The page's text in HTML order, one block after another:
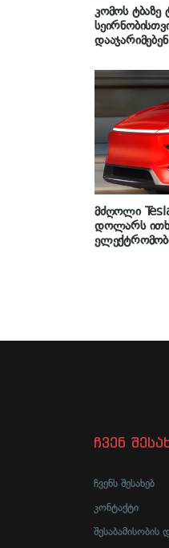
კომოს ტბაზე
დააჯარიმებენ
მძღოლი
დოლარს
ჩვენ
ჩვენს შესახებ
კონტაქტი
შესაბამისობის